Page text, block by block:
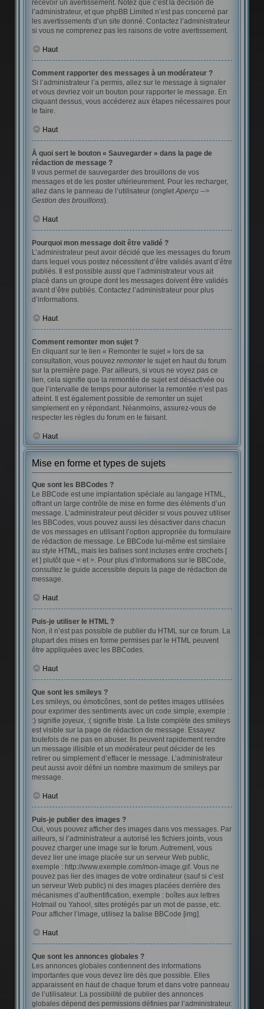
recevoir un avertissement. Notez que c’est la décision de
l’administrateur, et que phpBB Limited n’est pas concerné par
les avertissements d’un site donné. Contactez l’administrateur
si vous ne comprenez pas les raisons de votre avertissement.
Haut
Comment rapporter des messages à un modérateur ?
Si l’administrateur l’a permis, allez sur le message à signaler
et vous devriez voir un bouton pour rapporter le message. En
cliquant dessus, vous accéderez aux étapes nécessaires pour
le faire.
Haut
À quoi sert le bouton « Sauvegarder » dans la page de
rédaction de message ?
Il vous permet de sauvegarder des brouillons de vos
messages et de les poster ultérieurement. Pour les recharger,
allez dans le panneau de l’utilisateur (ongletAperçu -->
Gestion des brouillons).
Haut
Pourquoi mon message doit être validé ?
L’administrateur peut avoir décidé que les messages du forum
dans lequel vous postez nécessitent d’être validés avant d’être
publiés. Il est possible aussi que l’administrateur vous ait
placé dans un groupe dont les messages doivent être validés
avant d’être publiés. Contactez l’administrateur pour plus
d’informations.
Haut
Comment remonter mon sujet ?
En cliquant sur le lien « Remonter le sujet » lors de sa
consultation, vous pouvez remonterle sujet en haut du forum
sur la première page. Par ailleurs, si vous ne voyez pas ce
lien, cela signifie que la remontée de sujet est désactivée ou
que l’intervalle de temps pour autoriser la remontée n’est pas
atteint. Il est également possible de remonter un sujet
simplement en y répondant. Néanmoins, assurez-vous de
respecter les règles du forum en le faisant.
Haut
Mise en forme et types de sujets
Que sont les BBCodes ?
Le BBCode est une implantation spéciale au langage HTML,
offrant un large contrôle de mise en forme des éléments d’un
message. L’administrateur peut décider si vous pouvez utiliser
les BBCodes, vous pouvez aussi les désactiver dans chacun
de vos messages en utilisant l’option appropriée du formulaire
de rédaction de message. Le BBCode lui-même est similaire
au style HTML, mais les balises sont incluses entre crochets [
et ] plutôt que < et >. Pour plus d’informations sur le BBCode,
consultez le guide accessible depuis la page de rédaction de
message.
Haut
Puis-je utiliser le HTML ?
Non, il n’est pas possible de publier du HTML sur ce forum. La
plupart des mises en forme permises par le HTML peuvent
être appliquées avec les BBCodes.
Haut
Que sont les smileys ?
Les smileys, ou émoticônes, sont de petites images utilisées
pour exprimer des sentiments avec un code simple, exemple :
:) signifie joyeux, :( signifie triste. La liste complète des smileys
est visible sur la page de rédaction de message. Essayez
toutefois de ne pas en abuser. Ils peuvent rapidement rendre
un message illisible et un modérateur peut décider de les
retirer ou simplement d’effacer le message. L’administrateur
peut aussi avoir défini un nombre maximum de smileys par
message.
Haut
Puis-je publier des images ?
Oui, vous pouvez afficher des images dans vos messages. Par
ailleurs, si l’administrateur a autorisé les fichiers joints, vous
pouvez charger une image sur le forum. Autrement, vous
devez lier une image placée sur un serveur Web public,
exemple : http://www.exemple.com/mon-image.gif. Vous ne
pouvez pas lier des images de votre ordinateur (sauf si c’est
un serveur Web public) ni des images placées derrière des
mécanismes d’authentification, exemple : boîtes aux lettres
Hotmail ou Yahoo!, sites protégés par un mot de passe, etc.
Pour afficher l’image, utilisez la balise BBCode [img].
Haut
Que sont les annonces globales ?
Les annonces globales contiennent des informations
importantes que vous devez lire dès que possible. Elles
apparaissent en haut de chaque forum et dans votre panneau
de l’utilisateur. La possibilité de publier des annonces
globales dépend des permissions définies par l’administrateur.